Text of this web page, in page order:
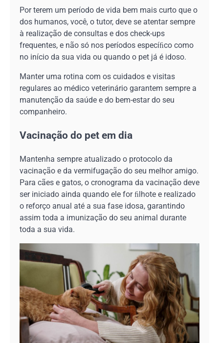
Por terem um período de vida bem mais curto que o
dos humanos, você, o tutor, deve se atentar sempre
à realização de consultas e dos check-ups
frequentes, e não só nos períodos especíﬁco como
no início da sua vida ou quando o pet já é idoso.
Manter uma rotina com os cuidados e visitas
regulares ao médico veterinário garantem sempre a
manutenção da saúde e do bem-estar do seu
companheiro.
Vacinação do pet em dia
Mantenha sempre atualizado o protocolo da
vacinação e da vermifugação do seu melhor amigo.
Para cães e gatos, o cronograma da vacinação deve
ser iniciado ainda quando ele for ﬁlhote e realizado
o reforço anual até a sua fase idosa, garantindo
assim toda a imunização do seu animal durante
toda a sua vida.